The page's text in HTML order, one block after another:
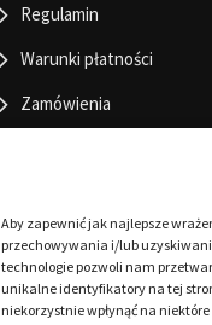
Aby zapewnić jak najlepsze
przechowywania i/lub
technologie pozwoli nam
unikalne identyfikatory na tej
niekorzystnie wpłynąć na
Regulamin
Warunki płatności
Zamówienia